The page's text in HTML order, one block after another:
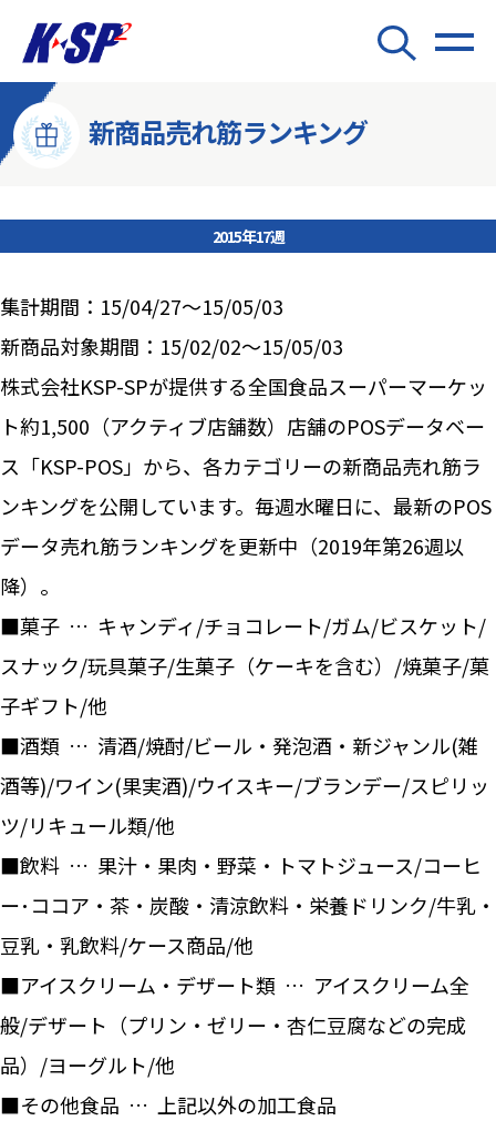
新商品売れ筋ランキング
2015年17週
集計期間：15/04/27～15/05/03
新商品対象期間：15/02/02～15/05/03
株式会社KSP-SPが提供する全国食品スーパーマーケッ
ト約1,500（アクティブ店舗数）店舗のPOSデータベー
ス「KSP-POS」から、各カテゴリーの新商品売れ筋ラ
ンキングを公開しています。毎週水曜日に、最新のPOS
データ売れ筋ランキングを更新中（2019年第26週以
降）。
■菓子 … キャンディ/チョコレート/ガム/ビスケット/
スナック/玩具菓子/生菓子（ケーキを含む）/焼菓子/菓
子ギフト/他
■酒類 … 清酒/焼酎/ビール・発泡酒・新ジャンル(雑
酒等)/ワイン(果実酒)/ウイスキー/ブランデー/スピリッ
ツ/リキュール類/他
■飲料 … 果汁・果肉・野菜・トマトジュース/コーヒ
ー･ココア・茶・炭酸・清涼飲料・栄養ドリンク/牛乳・
豆乳・乳飲料/ケース商品/他
■アイスクリーム・デザート類 … アイスクリーム全
般/デザート（プリン・ゼリー・杏仁豆腐などの完成
品）/ヨーグルト/他
■その他食品 … 上記以外の加工食品